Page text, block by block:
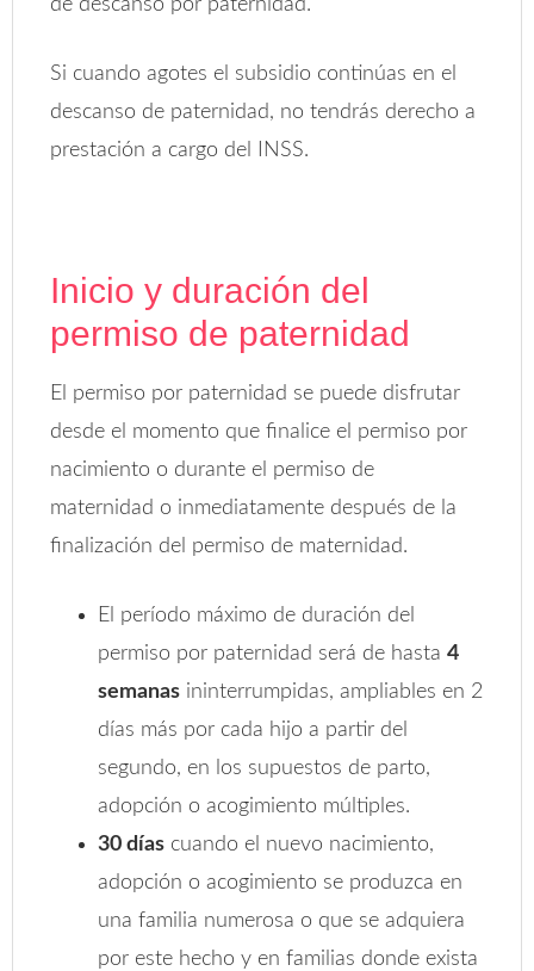
de descanso por paternidad.
Si cuando agotes el subsidio continúas en el
descanso de paternidad, no tendrás derecho a
prestación a cargo del INSS.
Inicio y duración del
permiso de paternidad
El permiso por paternidad se puede disfrutar
desde el momento que finalice el permiso por
nacimiento o durante el permiso de
maternidad o inmediatamente después de la
finalización del permiso de maternidad.
El período máximo de duración del
permiso por paternidad será de hasta4
semanas ininterrumpidas, ampliables en 2
días más por cada hijo a partir del
segundo, en los supuestos de parto,
adopción o acogimiento múltiples.
30 días cuando el nuevo nacimiento,
adopción o acogimiento se produzca en
una familia numerosa o que se adquiera
por este hecho y en familias donde exista